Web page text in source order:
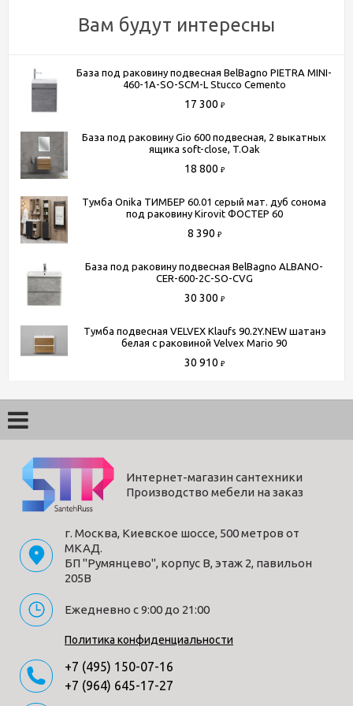
Вам будут интересны
База под раковину подвесная BelBagno PIETRA MINI-
460-1A-SO-SCM-L Stucco Cemento
17 300 ₽
База под раковину Gio 600 подвесная, 2 выкатных
ящика soft-close, T.Oak
18 800 ₽
Тумба Onika ТИМБЕР 60.01 серый мат. дуб сонома
под раковину Kirovit ФОСТЕР 60
8 390 ₽
База под раковину подвесная BelBagno ALBANO-
CER-600-2C-SO-CVG
30 300 ₽
Тумба подвесная VELVEX Klaufs 90.2Y.NEW шатанэ
белая с раковиной Velvex Mario 90
30 910 ₽
Интернет-магазин сантехники
Производство мебели на заказ
г. Москва, Киевское шоссе, 500 метров от
МКАД.
БП "Румянцево", корпус В, этаж 2, павильон
205В
Ежедневно с 9:00 до 21:00
Политика конфиденциальности
+7 (495) 150-07-16
+7 (964) 645-17-27